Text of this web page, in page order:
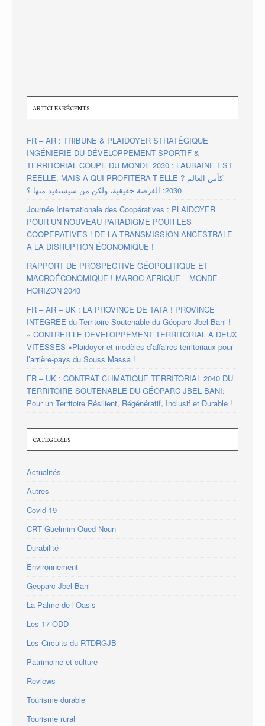
ARTICLES RÉCENTS
FR – AR : TRIBUNE & PLAIDOYER STRATÉGIQUE
INGÉNIERIE DU DÉVELOPPEMENT SPORTIF &
TERRITORIAL COUPE DU MONDE 2030 : L’AUBAINE EST
REELLE, MAIS A QUI PROFITERA-T-ELLE ? كأس العالم
2030: الفرصة حقيقية، ولكن من سيستفيد منها ؟
Journée Internationale des Coopératives : PLAIDOYER
POUR UN NOUVEAU PARADIGME POUR LES
COOPERATIVES ! DE LA TRANSMISSION ANCESTRALE
A LA DISRUPTION ÉCONOMIQUE !
RAPPORT DE PROSPECTIVE GÉOPOLITIQUE ET
MACROÉCONOMIQUE ! MAROC-AFRIQUE – MONDE
HORIZON 2040
FR – AR – UK : LA PROVINCE DE TATA ! PROVINCE
INTEGREE du Territoire Soutenable du Géoparc Jbel Bani !
« CONTRER LE DEVELOPPEMENT TERRITORIAL A DEUX
VITESSES »Plaidoyer et modèles d’affaires territoriaux pour
l’arrière-pays du Souss Massa !
FR – UK : CONTRAT CLIMATIQUE TERRITORIAL 2040 DU
TERRITOIRE SOUTENABLE DU GÉOPARC JBEL BANI:
Pour un Territoire Résilient, Régénératif, Inclusif et Durable !
CATÉGORIES
Actualités
Autres
Covid-19
CRT Guelmim Oued Noun
Durabilité
Environnement
Geoparc Jbel Bani
La Palme de l’Oasis
Les 17 ODD
Les Circuits du RTDRGJB
Patrimoine et culture
Reviews
Tourisme durable
Tourisme rural